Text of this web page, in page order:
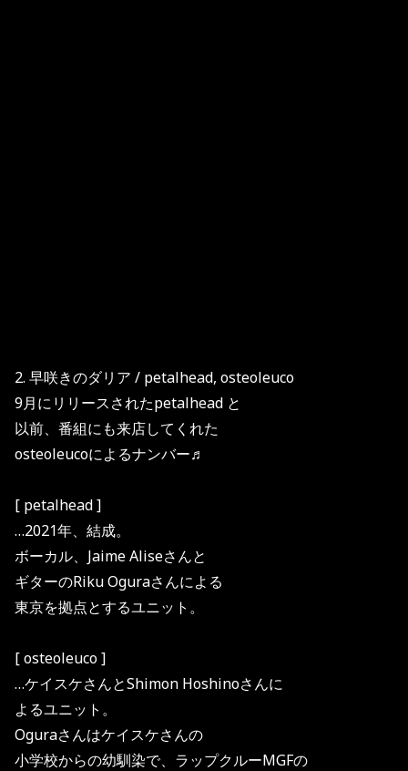
2. 早咲きのダリア / petalhead, osteoleuco
9月にリリースされたpetalhead と
以前、番組にも来店してくれた
osteoleucoによるナンバー♬
[ petalhead ]
…2021年、結成。
ボーカル、Jaime Aliseさんと
ギターのRiku Oguraさんによる
東京を拠点とするユニット。
[ osteoleuco ]
…ケイスケさんとShimon Hoshinoさんに
よるユニット。
Oguraさんはケイスケさんの
小学校からの幼馴染で、ラップクルーMGFの